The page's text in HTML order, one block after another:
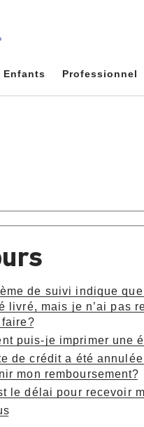
Enfants Professionnel
de suivi indique
livré, mais je n’ai pas
puis-je imprimer une
de crédit a été
mon remboursement?
le délai pour recevoir